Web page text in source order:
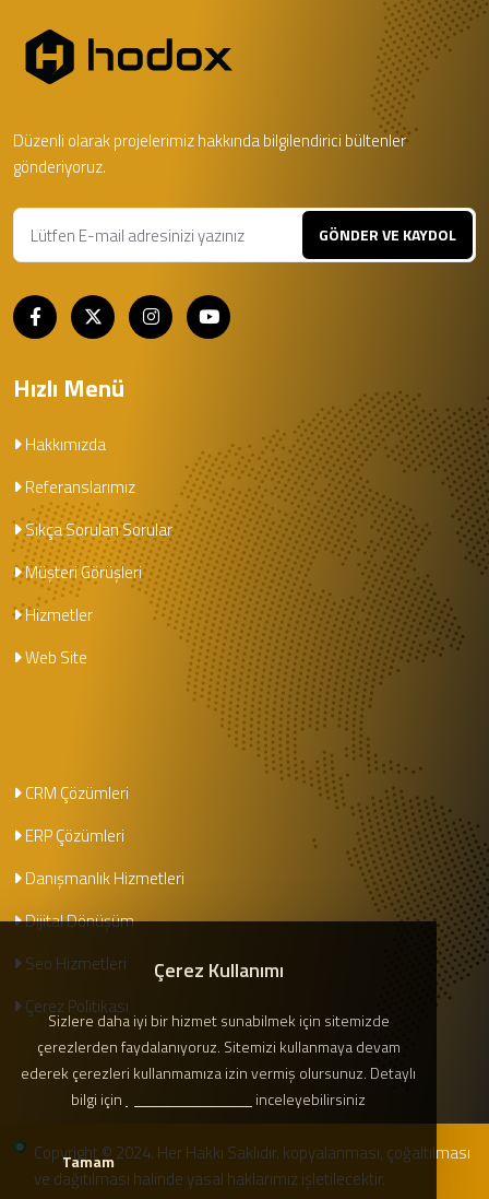
Düzenli olarak projelerimiz hakkında bilgilendirici bültenler
gönderiyoruz.
GÖNDER VE KAYDOL
Hızlı Menü
Hakkımızda
Referanslarımız
Sıkça Sorulan Sorular
Müşteri Görüşleri
Hizmetler
Web Site
CRM Çözümleri
ERP Çözümleri
Danışmanlık Hizmetleri
Dijital Dönüşüm
Seo Hizmetleri
Çerez Politikası
Copyright © 2024. Her Hakkı Saklıdır. kopyalanması, çoğaltılması
ve dağıtılması halinde yasal haklarımız işletilecektir.
Çerez Kullanımı
Sizlere daha iyi bir hizmet sunabilmek için sitemizde
çerezlerden faydalanıyoruz. Sitemizi kullanmaya devam
ederek çerezleri kullanmamıza izin vermiş olursunuz. Detaylı
bilgi için
inceleyebilirsiniz
Tamam